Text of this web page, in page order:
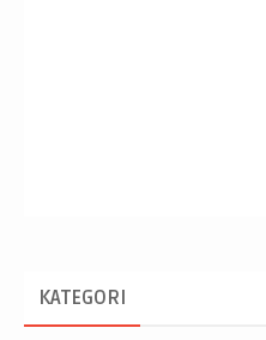
KATEGORI